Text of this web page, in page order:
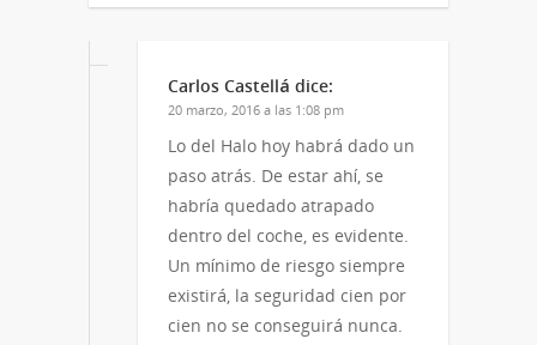
Carlos Castellá dice:
20 marzo, 2016 a las 1:08 pm
Lo del Halo hoy habrá dado un
paso atrás. De estar ahí, se
habría quedado atrapado
dentro del coche, es evidente.
Un mínimo de riesgo siempre
existirá, la seguridad cien por
cien no se conseguirá nunca.